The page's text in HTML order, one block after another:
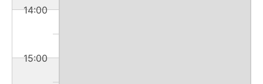
14:00
15:00